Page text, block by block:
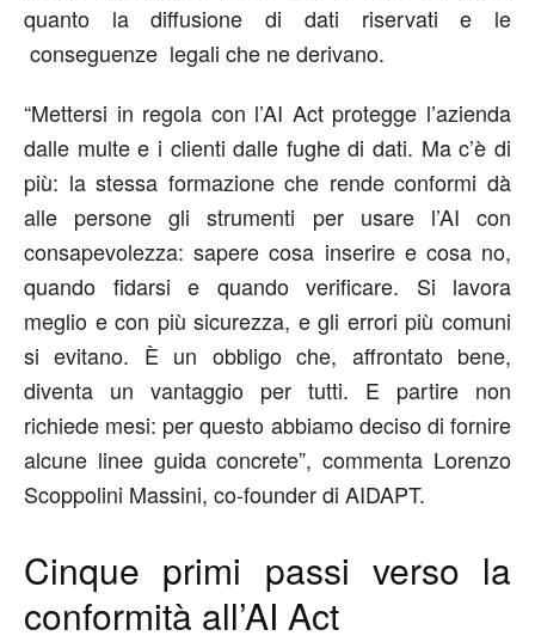
quanto la diffusione di dati riservati e le
conseguenze legali che ne derivano.
“Mettersi in regola con l’AI Act protegge l’azienda
dalle multe e i clienti dalle fughe di dati. Ma c’è di
più: la stessa formazione che rende conformi dà
alle persone gli strumenti per usare l’AI con
consapevolezza: sapere cosa inserire e cosa no,
quando fidarsi e quando verificare. Si lavora
meglio e con più sicurezza, e gli errori più comuni
si evitano. È un obbligo che, affrontato bene,
diventa un vantaggio per tutti. E partire non
richiede mesi: per questo abbiamo deciso di fornire
alcune linee guida concrete”, commenta Lorenzo
Scoppolini Massini, co-founder di AIDAPT.
Cinque primi passi verso la
conformità all’AI Act